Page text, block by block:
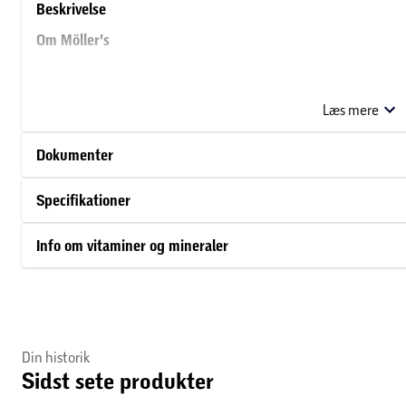
Beskrivelse
Om Möller's
metoden løbende blev forbedret og udviklet på, og udover
smagsvarianter samt som kapsler.
Læs mere
Dokumenter
Specifikationer
Info om vitaminer og mineraler
Din historik
Sidst sete produkter